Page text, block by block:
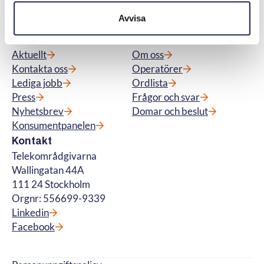
Avvisa
Meny
Aktuellt
Kontakta oss
Lediga jobb
Press
Nyhetsbrev
Konsumentpanelen
Snabblänkar
Om oss
Operatörer
Ordlista
Frågor och svar
Domar och beslut
Kontakt
Telekområdgivarna
Wallingatan 44A
111 24 Stockholm
Orgnr: 556699-9339
Linkedin
Facebook